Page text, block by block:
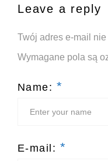
Leave a reply
Twój adres e-mail
Wymagane pola są
Name: *
E-mail: *